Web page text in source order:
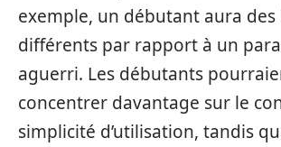
exemple, un débutant aura des
différents par rapport à un
aguerri. Les débutants
concentrer davantage sur le
simplicité d’utilisation, tandis